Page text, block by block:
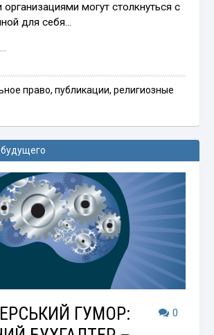
могут столкнуться с
для себя…
право, публикации, религиозные
будущего
0
ГУМОР: